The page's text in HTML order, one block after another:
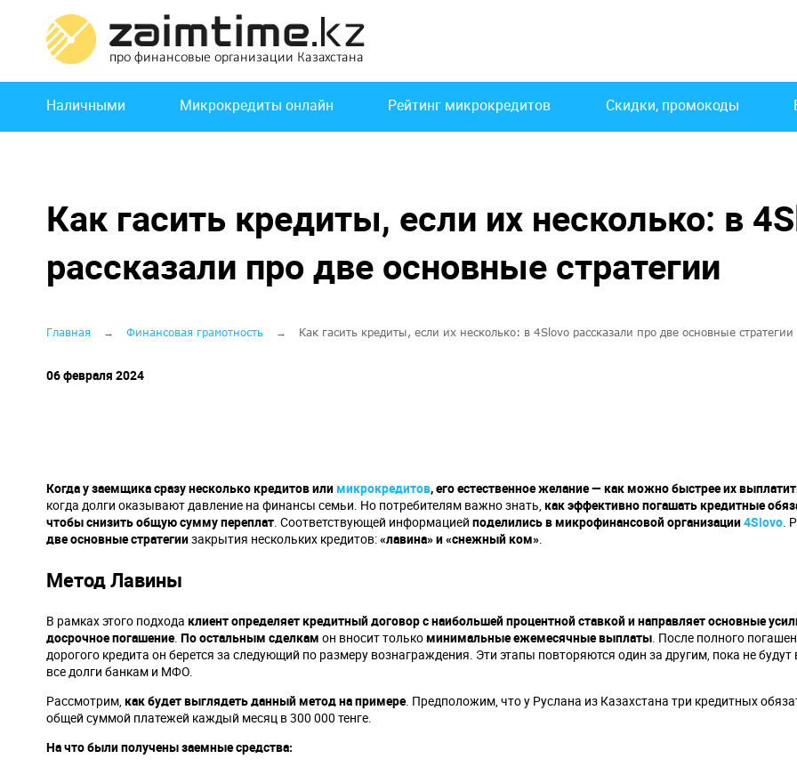
основному
содержанию
Основная
навигация
Наличными Микрокредиты онлайн Рейтинг микрокредитов Скидки, промокоды
Как гасить кредиты, если их несколько: в
рассказали про две основные стратегии
Строка
навигации
Главная Финансовая грамотность Как гасить кредиты, если их несколько: в 4Slovo рассказали про две основные стратегии
06 февраля 2024
Когда у заемщика сразу несколько кредитов илимикрокредитов, его естественное желание — как можно быстрее их
когда долги оказывают давление на финансы семьи. Но потребителям важно знать, как эффективно погашать кредитные
чтобы снизить общую сумму переплат. Соответствующей информацией поделились в микрофинансовой организации4Slovo.
две основные стратегиизакрытия нескольких кредитов:«лавина» и «снежный ком».
Метод Лавины
В рамках этого подхода клиент определяет кредитный договор с наибольшей процентной ставкой и направляет основные
досрочное погашение. По остальным сделкам он вносит толькоминимальные ежемесячные выплаты. После полного
дорогого кредита он берется за следующий по размеру вознаграждения. Эти этапы повторяются один за другим, пока не
все долги банкам и МФО.
Рассмотрим, как будет выглядеть данный метод на примере. Предположим, что у Руслана из Казахстана три кредитных
общей суммой платежей каждый месяц в 300 000 тенге.
На что были получены заемные средства: